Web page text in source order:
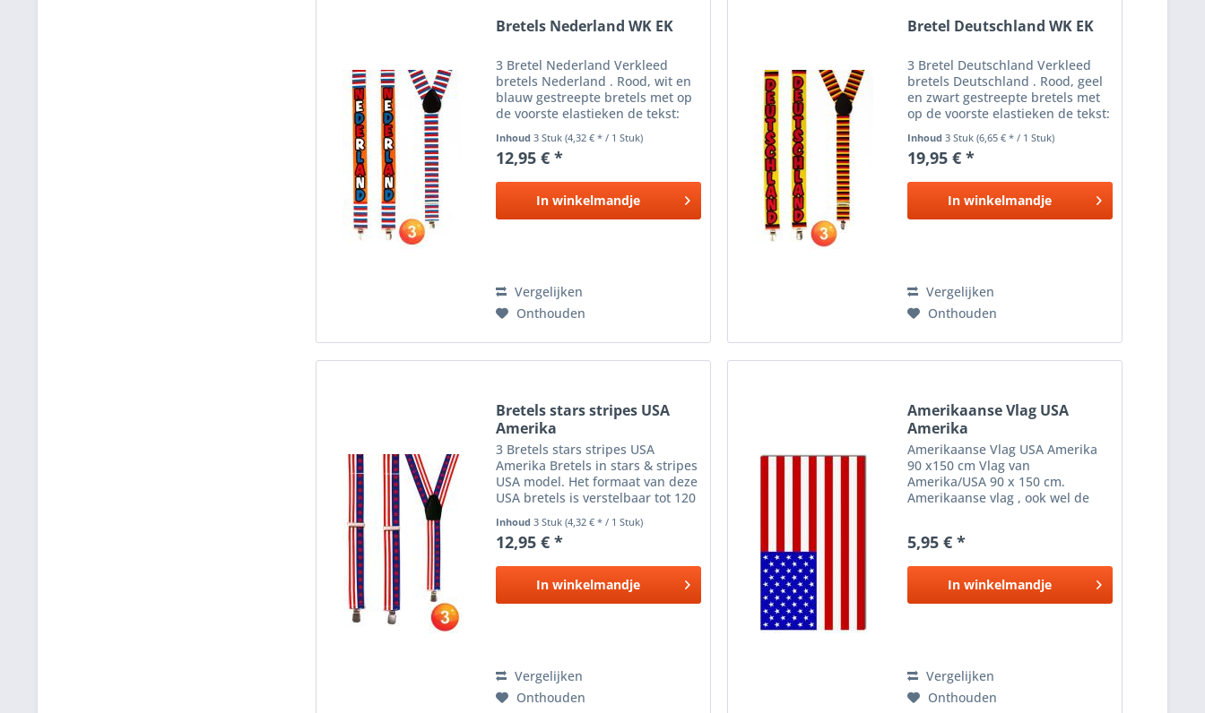
Bretels Nederland WK EK
3 Bretel Nederland Verkleed
bretels Nederland . Rood, wit en
blauw gestreepte bretels met op
de voorste elastieken de tekst:
volwassenen. Carnaval verkleed
accessoire , ook leuk voor een
EK/WK wedstrijd of...
Inhoud3 Stuk(4,32 € * / 1 Stuk)
12,95 € *
In winkelmandje
Vergelijken
Onthouden
Bretel Deutschland WK EK
3 Bretel Deutschland Verkleed
bretels Deutschland . Rood, geel
en zwart gestreepte bretels met
op de voorste elastieken de tekst:
volwassenen. Carnaval verkleed
accessoire, ook leuk voor een
EK/WK wedstrijd of...
Inhoud3 Stuk(6,65 € * / 1 Stuk)
19,95 € *
In winkelmandje
Vergelijken
Onthouden
Bretels stars stripes USA
Amerika
3 Bretels stars stripes USA
Amerika Bretels in stars & stripes
USA model. Het formaat van deze
USA bretels is verstelbaar tot 120
Amerika bretels zijn perfect voor
tijdens een Amerikaans
Inhoud3 Stuk(4,32 € * / 1 Stuk)
12,95 € *
In winkelmandje
Vergelijken
Onthouden
Amerikaanse Vlag USA
Amerika
Amerikaanse Vlag USA Amerika
90 x150 cm Vlag van
Amerika/USA 90 x 150 cm.
Amerikaanse vlag , ook wel de
een vlaggenmast . Deze vlag van
5,95 € *
In winkelmandje
Vergelijken
Onthouden